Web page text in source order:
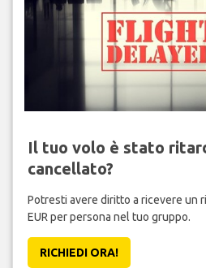
Il tuo volo è stato
cancellato?
Potresti avere diritto a ricevere un
EUR per persona nel tuo gruppo.
RICHIEDI ORA!